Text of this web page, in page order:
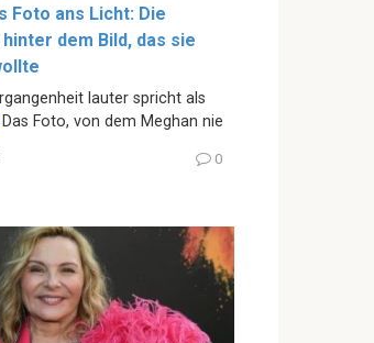
Foto ans Licht: Die
dem Bild, das sie
lauter spricht als
Das Foto, von dem Meghan nie
0